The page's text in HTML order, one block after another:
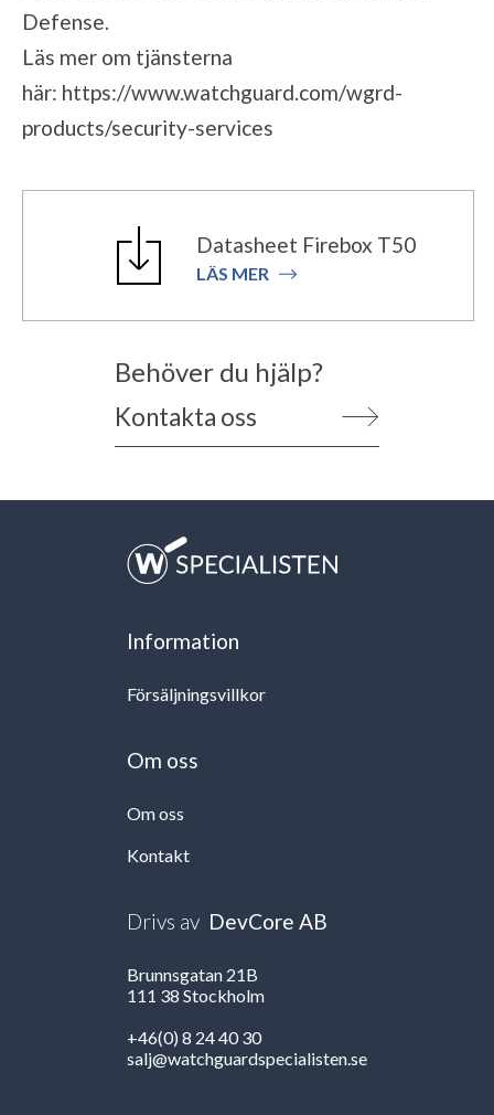
Defense.
Läs mer om tjänsterna
här: https://www.watchguard.com/wgrd-
products/security-services
Datasheet Firebox T50
LÄS MER
Behöver du hjälp?
Kontakta oss
Information
Försäljningsvillkor
Om oss
Om oss
Kontakt
Drivs av DevCore AB
Brunnsgatan 21B
111 38 Stockholm
+46(0) 8 24 40 30
salj@watchguardspecialisten.se